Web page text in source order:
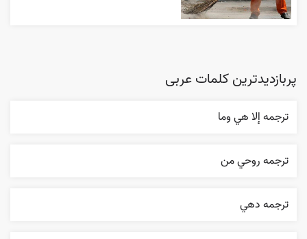
پربازدیدترین کلمات عربی
ترجمه إلا هي وما
ترجمه روحي من
ترجمه دهي